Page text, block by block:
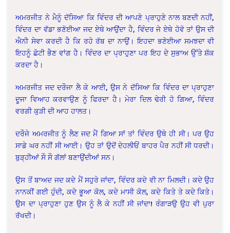
ਅਮਰਜੀਤ ਨੇ ਮੈਨੂੰ ਦੱਸਿਆ ਕਿ ਵਿੰਦਰ ਦੀ ਆਪਣੇ ਪ੍ਰਾਹੁਣੇ ਨਾਲ ਬਣਦੀ ਨਹੀਂ,
ਵਿੰਦਰ ਦਾ ਵੱਡਾ ਭਣੋਈਆ ਜਦ ਏਥੇ ਆਉਂਦਾ ਹੈ, ਵਿੰਦਰ ਜੇ ਏਥੇ ਹੋਵੋ ਤਾਂ ਉਸ ਦੀ
ਐਨੀ ਸੇਵਾ ਕਰਦੀ ਹੈ ਕਿ ਰਹੇ ਰੱਬ ਦਾ ਨਾਉਂ। ਇਹਦਾ ਭਣੋਈਆ ਸਮਝਦਾ ਵੀ
ਇਹਨੂੰ ਛੋਟੀ ਭੈਣ ਵਾਂਗ ਹੈ। ਵਿੰਦਰ ਦਾ ਪ੍ਰਾਹੁਣਾ ਪਰ ਇਹ ਦੇ ਸੁਭਾਅ ਉੱਤੇ ਸ਼ੱਕ
ਕਰਦਾ ਹੈ।
ਅਮਰਜੀਤ ਜਦ ਦਰੌਜਾ ਲੈ ਕੇ ਆਈ, ਉਸ ਨੇ ਦੱਸਿਆ ਕਿ ਵਿੰਦਰ ਦਾ ਪ੍ਰਾਹੁਣਾ
ਦੂਜਾ ਵਿਆਹ ਕਰਵਾਉਣ ਨੂੰ ਫਿਰਦਾ ਹੈ। ਮੇਰਾ ਦਿਲ ਢੇਰੀ ਹੋ ਗਿਆ, ਵਿੰਦਰ
ਵਰਗੀ ਕੁੜੀ ਦੀ ਆਹ ਹਾਲਤ।
ਦਰੌਜੇ ਅਮਰਜੀਤ ਨੂੰ ਲੈਣ ਜਦ ਮੈਂ ਗਿਆ ਸਾਂ ਤਾਂ ਵਿੰਦਰ ਉਥੇ ਹੀ ਸੀ। ਪਰ ਉਹ
ਸਾਡੇ ਘਰ ਨਹੀਂ ਸੀ ਆਈ। ਉਹ ਤਾਂ ਉਦੋਂ ਦੇਹਲੀਓਂ ਬਾਹਰ ਪੈਰ ਨਹੀਂ ਸੀ ਧਰਦੀ।
ਬੁੜ੍ਹੀਆਂ ਸੌ ਸੌ ਗੱਲਾਂ ਬਣਾਉਂਦੀਆਂ ਸਨ।
ਉਸ ਤੋਂ ਬਾਅਦ ਜਦ ਕਦੇ ਮੈਂ ਸਹੁਰੇ ਜਾਂਦਾ, ਵਿੰਦਰ ਕਦੇ ਵੀ ਨਾ ਮਿਲਦੀ। ਕਦੇ ਉਹ
ਨਾਨਕੀਂ ਗਈ ਹੁੰਦੀ, ਕਦੇ ਭੂਆ ਕੋਲ, ਕਦੇ ਮਾਸੀ ਕੋਲ, ਕਦੇ ਕਿਤੇ ਤੇ ਕਦੇ ਕਿਤੇ।
ਉਸ ਦਾ ਪ੍ਰਾਹੁਣਾ ਹੁਣ ਉਸ ਨੂੰ ਲੈ ਕੇ ਨਹੀਂ ਸੀ ਜਾਂਦਾ! ਰੰਗਾੜਉ ਉਹ ਵੀ ਪੁਰਾ
ਰੱਖਦੀ।